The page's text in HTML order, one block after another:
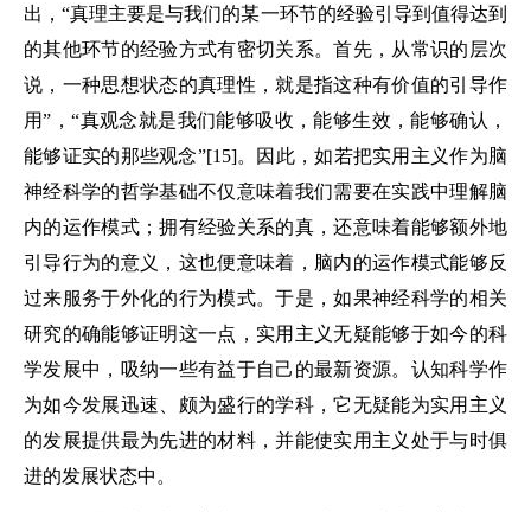
出，“真理主要是与我们的某一环节的经验引导到值得达到
的其他环节的经验方式有密切关系。首先，从常识的层次
说，一种思想状态的真理性，就是指这种有价值的引导作
用”，“真观念就是我们能够吸收，能够生效，能够确认，
能够证实的那些观念”[15]。因此，如若把实用主义作为脑
神经科学的哲学基础不仅意味着我们需要在实践中理解脑
内的运作模式；拥有经验关系的真，还意味着能够额外地
引导行为的意义，这也便意味着，脑内的运作模式能够反
过来服务于外化的行为模式。于是，如果神经科学的相关
研究的确能够证明这一点，实用主义无疑能够于如今的科
学发展中，吸纳一些有益于自己的最新资源。认知科学作
为如今发展迅速、颇为盛行的学科，它无疑能为实用主义
的发展提供最为先进的材料，并能使实用主义处于与时俱
进的发展状态中。